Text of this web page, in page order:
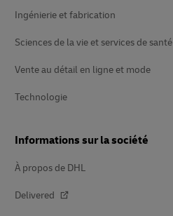
Ingénierie et fabrication
Sciences de la vie et services de santé
Vente au détail en ligne et mode
Technologie
Informations sur la société
À propos de DHL
Delivered